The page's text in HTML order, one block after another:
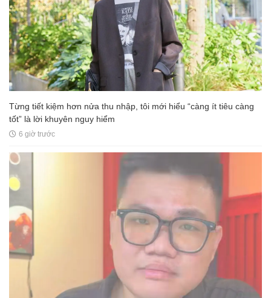
Từng tiết kiệm hơn nửa thu nhập, tôi mới hiểu “càng ít tiêu càng
tốt” là lời khuyên nguy hiểm
6 giờ trước